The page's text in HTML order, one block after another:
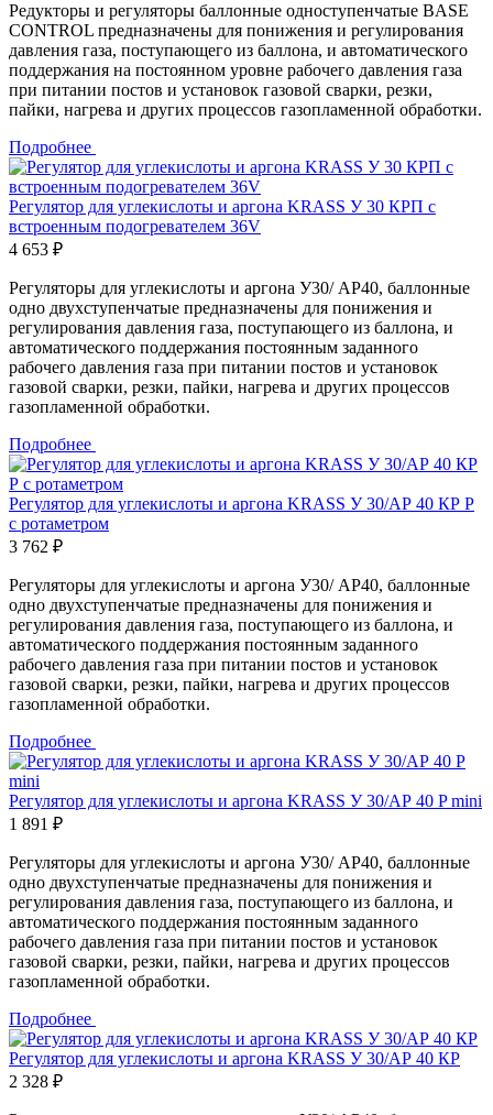
Редукторы и регуляторы баллонные одноступенчатые BASE
CONTROL предназначены для понижения и регулирования
давления газа, поступающего из баллона, и автоматического
поддержания на постоянном уровне рабочего давления газа
при питании постов и установок газовой сварки, резки,
пайки, нагрева и других процессов газопламенной обработки.
Подробнее
Регулятор для углекислоты и аргона KRASS У 30 КРП с
встроенным подогревателем 36V
4 653 ₽
Регуляторы для углекислоты и аргона У30/ АР40, баллонные
одно двухступенчатые предназначены для понижения и
регулирования давления газа, поступающего из баллона, и
автоматического поддержания постоянным заданного
рабочего давления газа при питании постов и установок
газовой сварки, резки, пайки, нагрева и других процессов
газопламенной обработки.
Подробнее
Регулятор для углекислоты и аргона KRASS У 30/АР 40 КР Р
с ротаметром
3 762 ₽
Регуляторы для углекислоты и аргона У30/ АР40, баллонные
одно двухступенчатые предназначены для понижения и
регулирования давления газа, поступающего из баллона, и
автоматического поддержания постоянным заданного
рабочего давления газа при питании постов и установок
газовой сварки, резки, пайки, нагрева и других процессов
газопламенной обработки.
Подробнее
Регулятор для углекислоты и аргона KRASS У 30/АР 40 P mini
1 891 ₽
Регуляторы для углекислоты и аргона У30/ АР40, баллонные
одно двухступенчатые предназначены для понижения и
регулирования давления газа, поступающего из баллона, и
автоматического поддержания постоянным заданного
рабочего давления газа при питании постов и установок
газовой сварки, резки, пайки, нагрева и других процессов
газопламенной обработки.
Подробнее
Регулятор для углекислоты и аргона KRASS У 30/АР 40 КР
2 328 ₽